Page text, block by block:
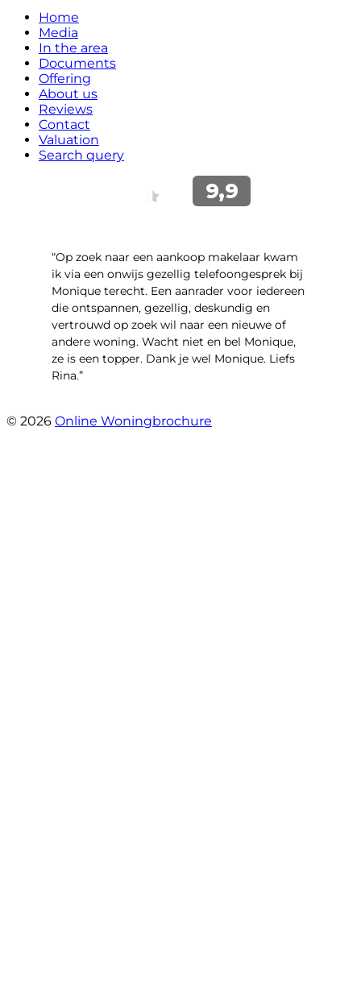
Home
Media
In the area
Documents
Offering
About us
Reviews
Contact
Valuation
Search query
“Op zoek naar een aankoop makelaar kwam
ik via een onwijs gezellig telefoongesprek bij
Monique terecht. Een aanrader voor iedereen
die ontspannen, gezellig, deskundig en
vertrouwd op zoek wil naar een nieuwe of
andere woning. Wacht niet en bel Monique,
ze is een topper. Dank je wel Monique. Liefs
Rina.”
© 2026 Online Woningbrochure